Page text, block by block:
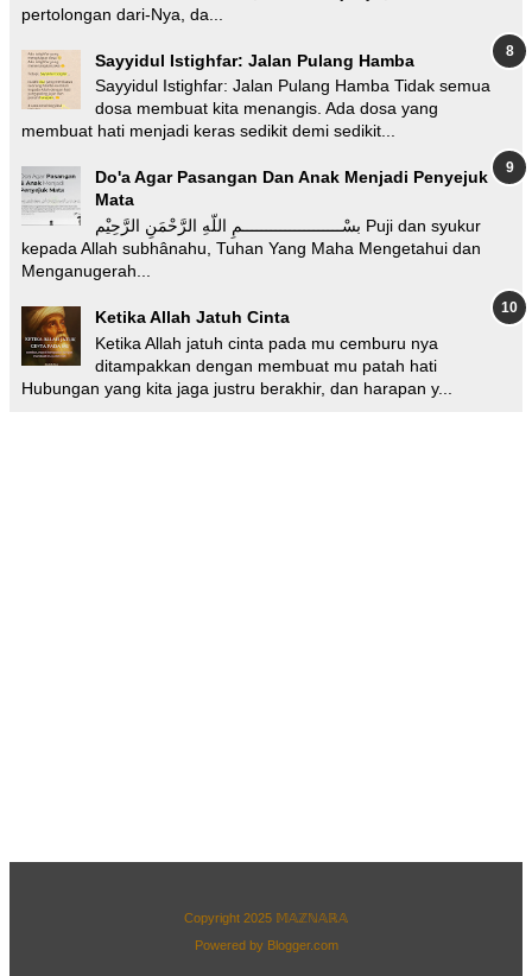
pertolongan dari-Nya, da...
Sayyidul Istighfar: Jalan Pulang Hamba
Sayyidul Istighfar: Jalan Pulang Hamba Tidak semua
dosa membuat kita menangis. Ada dosa yang
membuat hati menjadi keras sedikit demi sedikit...
Do'a Agar Pasangan Dan Anak Menjadi Penyejuk
Mata
بسْـــــــــــــــــــــمِ اللّهِ الرَّحْمَنِ الرَّحِيْم Puji dan syukur
kepada Allah subhânahu, Tuhan Yang Maha Mengetahui dan
Menganugerah...
Ketika Allah Jatuh Cinta
Ketika Allah jatuh cinta pada mu cemburu nya
ditampakkan dengan membuat mu patah hati
Hubungan yang kita jaga justru berakhir, dan harapan y...
Copyright 2025 𝕄𝔸ℤℕ𝔸ℝ𝔸
Powered by Blogger.com